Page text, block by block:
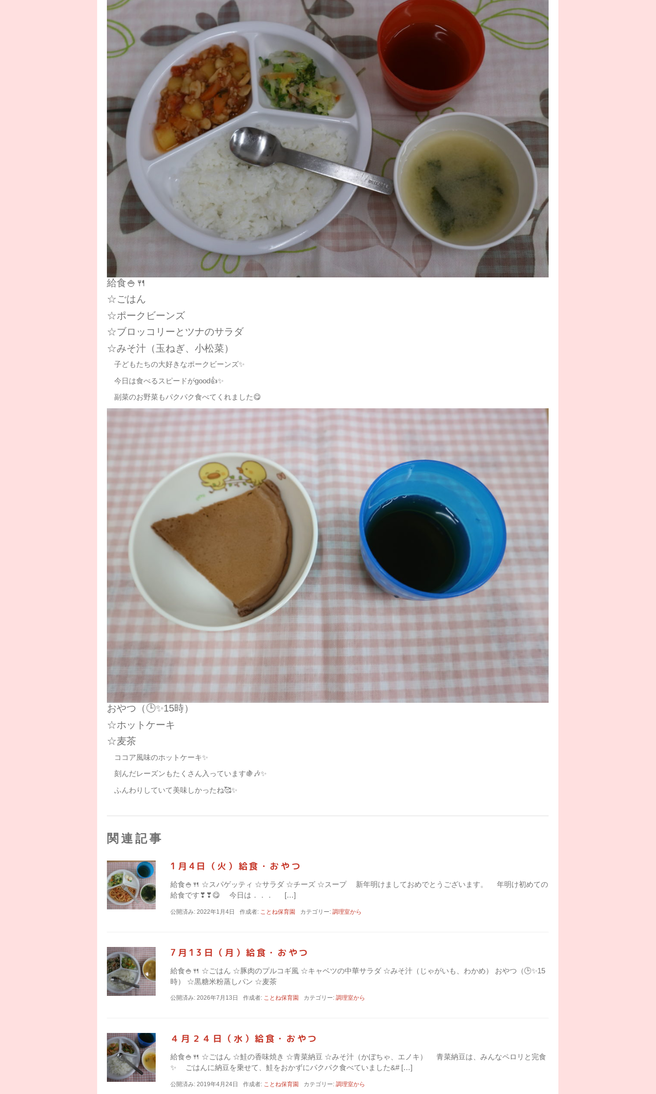
給食🍚🍴
☆ごはん
☆ポークビーンズ
☆ブロッコリーとツナのサラダ
☆みそ汁（玉ねぎ、小松菜）
子どもたちの大好きなポークビーンズ✨
今日は食べるスピードがgood👍✨
副菜のお野菜もパクパク食べてくれました😋
おやつ（🕒✨15時）
☆ホットケーキ
☆麦茶
ココア風味のホットケーキ✨
刻んだレーズンもたくさん入っています🍇🎶✨
ふんわりしていて美味しかったね🥰✨
関連記事
1月4日（火）給食・おやつ
給食🍚🍴 ☆スパゲッティ ☆サラダ ☆チーズ ☆スープ 新年明けましておめでとうございます。 年明け初めての
給食です❣❣😋 今日は．．． […]
公開済み: 2022年1月4日 作成者: ことね保育園 カテゴリー:調理室から
7月13日（月）給食・おやつ
給食🍚🍴 ☆ごはん ☆豚肉のプルコギ風 ☆キャベツの中華サラダ ☆みそ汁（じゃがいも、わかめ） おやつ（🕒✨15
時） ☆黒糖米粉蒸しパン ☆麦茶
公開済み: 2026年7月13日 作成者: ことね保育園 カテゴリー:調理室から
４月２４日（水）給食・おやつ
給食🍚🍴 ☆ごはん ☆鮭の香味焼き ☆青菜納豆 ☆みそ汁（かぼちゃ、エノキ） 青菜納豆は、みんなペロリと完食
✨ ごはんに納豆を乗せて、鮭をおかずにパクパク食べていました&# […]
公開済み: 2019年4月24日 作成者: ことね保育園 カテゴリー:調理室から